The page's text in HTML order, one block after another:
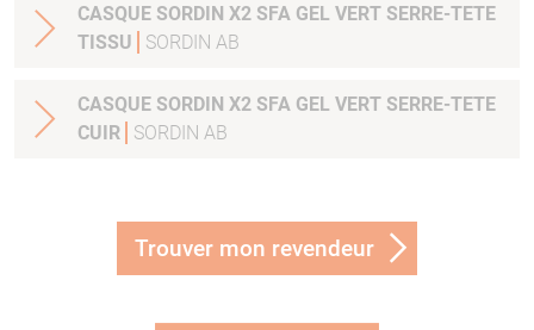
CASQUE SORDIN X2 SFA GEL VERT SERRE-TETE
TISSU
SORDIN AB
CASQUE SORDIN X2 SFA GEL VERT SERRE-TETE
CUIR
SORDIN AB
Trouver mon revendeur